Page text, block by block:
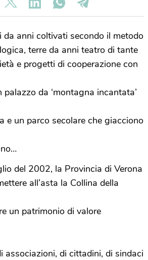
da anni coltivati secondo il metodo
terre da anni teatro di tante
e progetti di cooperazione con
palazzo da ‘montagna incantata’
e un parco secolare che giacciono
del 2002, la Provincia di Verona
all’asta la Collina della
un patrimonio di valore
associazioni, di cittadini, di sindaci